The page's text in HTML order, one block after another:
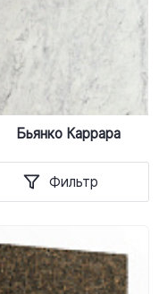
Бьянко Каррара
Фильтр